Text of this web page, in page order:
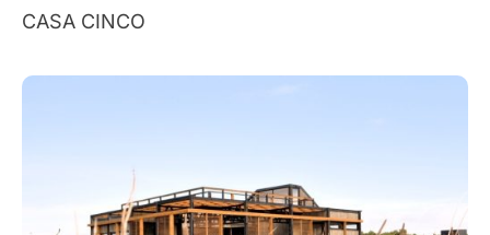
CASA CINCO